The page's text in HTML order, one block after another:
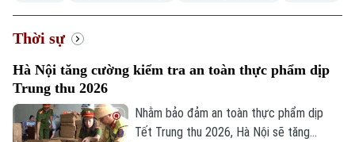
Thời sự
Hà Nội tăng cường kiểm tra an toàn thực phẩm dịp
Trung thu 2026
Nhằm bảo đảm an toàn thực phẩm dịp
Tết Trung thu 2026, Hà Nội sẽ tăng